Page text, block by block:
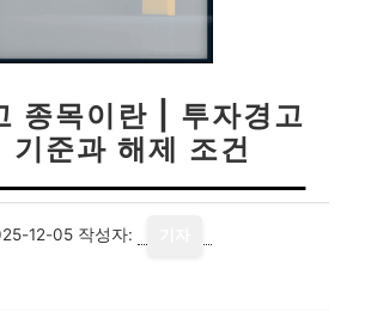
종목이란 | 투자경고
기준과 해제 조건
12-05 작성자: